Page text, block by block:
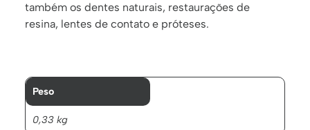
também os dentes naturais, restaurações de
resina, lentes de contato e próteses.
Peso
0,33 kg